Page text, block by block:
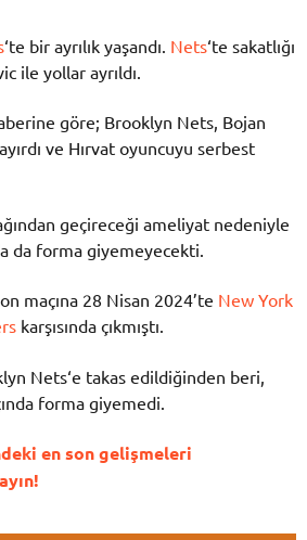
‘te bir ayrılık yaşandı. Nets‘te sakatlığı
ile yollar ayrıldı.
göre; Brooklyn Nets, Bojan
ve Hırvat oyuncuyu serbest
geçireceği ameliyat nedeniyle
da forma giyemeyecekti.
maçına 28 Nisan 2024’te New York
karşısında çıkmıştı.
Nets‘e takas edildiğinden beri,
forma giyemedi.
en son gelişmeleri